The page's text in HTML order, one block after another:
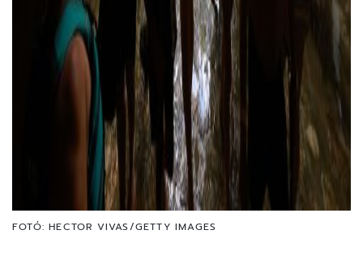
FOTÓ: HECTOR VIVAS/GETTY IMAGES